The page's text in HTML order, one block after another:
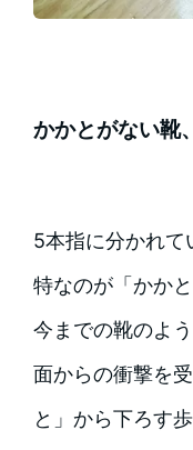
かかとがない靴
5本指に分かれて
特なのが「かか
今までの靴のよ
面からの衝撃を
と」から下ろす